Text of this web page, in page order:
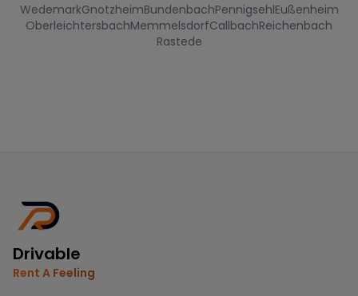
WedemarkGnotzheimBundenbachPennigsehlEußenheim
OberleichtersbachMemmelsdorfCallbachReichenbach
Rastede
Drivable
Rent A Feeling